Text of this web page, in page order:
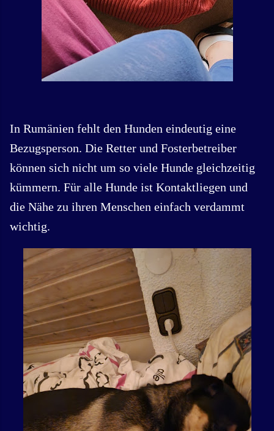
In Rumänien fehlt den Hunden eindeutig eine
Bezugsperson. Die Retter und Fosterbetreiber
können sich nicht um so viele Hunde gleichzeitig
kümmern. Für alle Hunde ist Kontaktliegen und
die Nähe zu ihren Menschen einfach verdammt
wichtig.